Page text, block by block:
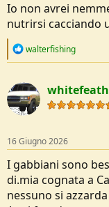
Io non avrei
nutrirsi cacciando
R
c
t
i
o
s
:
walterfishing
16 Giugno 2026
I gabbiani sono
di.mia cognata a
nessuno si